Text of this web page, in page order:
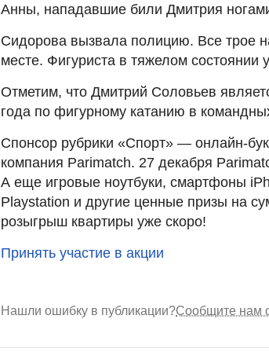
Анны, нападавшие били Дмитрия
Сидорова вызвала полицию. Все трое
месте. Фигуриста в тяжелом состоянии
Отметим, что Дмитрий Соловьев
года по фигурному катанию в
Спонсор рубрики «Спорт» — онлайн-
компания Parimatch. 27 декабря
А еще игровые ноутбуки, смартфоны
Playstation и другие ценные призы на
розыгрыш квартиры уже скоро!
Принять участие в акции
Нашли ошибку в публикации?Сообщите нам